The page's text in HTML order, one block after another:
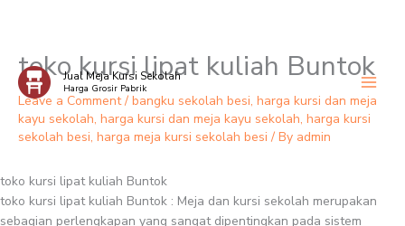
Skip
content
Jual Meja Kursi Sekolah
Harga Grosir Pabrik
toko kursi lipat kuliah Buntok
Leave a Comment / bangku sekolah besi, harga kursi dan meja
kayu sekolah, harga kursi dan meja kayu sekolah, harga kursi
sekolah besi, harga meja kursi sekolah besi / By admin
toko kursi lipat kuliah Buntok
toko kursi lipat kuliah Buntok : Meja dan kursi sekolah merupakan
sebagian perlengkapan yang sangat dipentingkan pada sistem